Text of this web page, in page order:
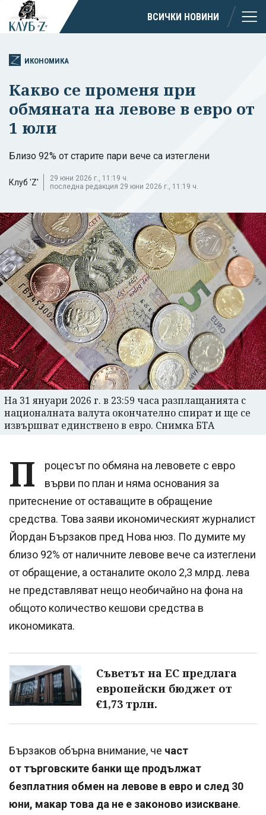
ВСИЧКИ НОВИНИ
ИКОНОМИКА
Какво се променя при
обмяната на левове в евро от
1 юли
Близо 92% от старите пари вече са изтеглени
Клуб 'Z'
29 юни 2026 г., 11:19 ч.
последна редакция 29 юни 2026 г., 11:19 ч.
На 31 януари 2026 г. в 23:59 часа разплащанията с
националната валута окончателно спират и ще се
извършват единствено в евро. Снимка БТА
П
роцесът по обмяна на левовете с евро
върви по план и няма основания за
притеснение от оставащите в обращение
средства. Това заяви икономическият журналист
Йордан Бързаков пред Нова нюз. По думите му
близо 92% от наличните левове вече са изтеглени
от обращение, а останалите около 2,3 млрд. лева
не представляват нещо необичайно на фона на
общото количество кешови средства в
икономиката.
Съветът на ЕС предлага
европейски бюджет от
€1,73 трлн.
Бързаков обърна внимание, че част
от търговските банки ще продължат
безплатния обмен на левове в евро и след 30
юни, макар това да не е законово изискване.